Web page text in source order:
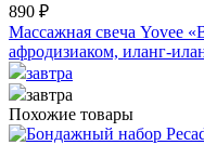
890 ₽
Массажная свеча Yovee
афродизиаком, иланг-
завтра
завтра
Похожие товары